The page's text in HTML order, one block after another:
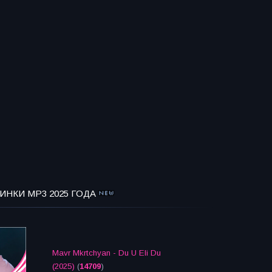
MP3 2025 ГОДА
Mavr Mkrtchyan - Du U Eli Du
(2025) (14709)